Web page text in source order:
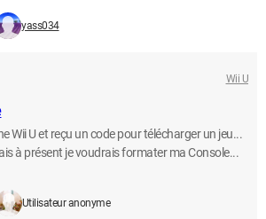
yass034
Wii U
Wii U et reçu un code pour télécharger un jeu...
à présent je voudrais formater ma Console...
Utilisateur anonyme